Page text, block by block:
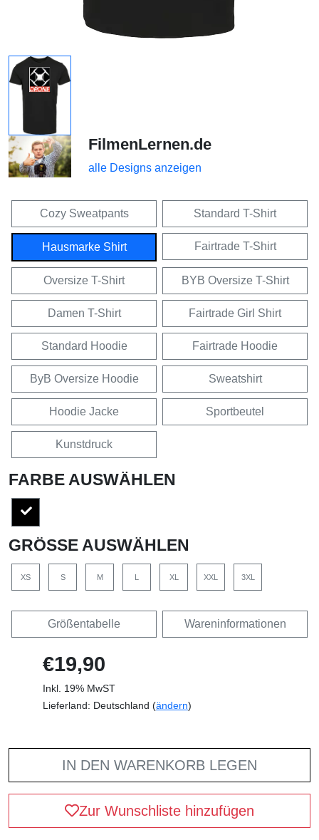
FilmenLernen.de
alle Designs anzeigen
Cozy Sweatpants Standard T-Shirt
Hausmarke Shirt Fairtrade T-Shirt
Oversize T-Shirt BYB Oversize T-Shirt
Damen T-Shirt Fairtrade Girl Shirt
Standard Hoodie Fairtrade Hoodie
ByB Oversize Hoodie Sweatshirt
Hoodie Jacke Sportbeutel
Kunstdruck
FARBE AUSWÄHLEN
GRÖSSE AUSWÄHLEN
XS S M L XL XXL 3XL
Größentabelle Wareninformationen
€19,90
Inkl. 19% MwST
Lieferland: Deutschland (ändern)
IN DEN WARENKORB LEGEN
Zur Wunschliste hinzufügen